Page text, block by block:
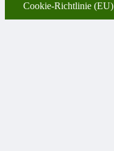
Cookie-Richtlinie (EU)